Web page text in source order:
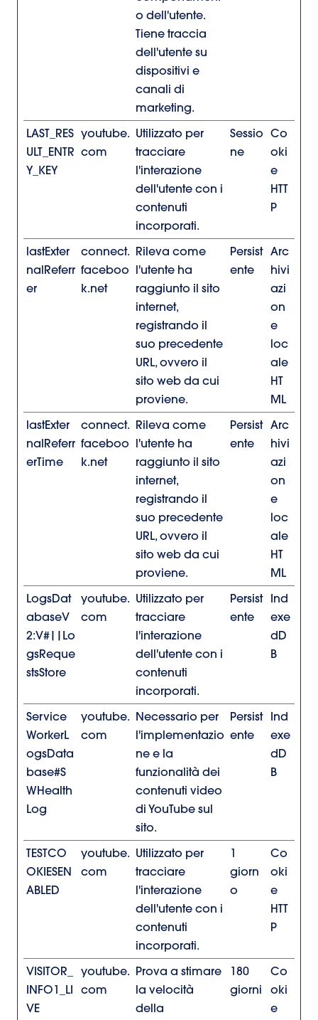
o dell'utente.
Tiene traccia
dell'utente su
dispositivi e
canali di
marketing.
LAST_RES
ULT_ENTR
Y_KEY
youtube.
com
Utilizzato per
tracciare
l'interazione
dell'utente con i
contenuti
incorporati.
Sessio
ne
Co
oki
e
HTT
P
lastExter
nalReferr
er
connect.
faceboo
k.net
Rileva come
l'utente ha
raggiunto il sito
internet,
registrando il
suo precedente
URL, ovvero il
sito web da cui
proviene.
Persist
ente
Arc
hivi
azi
on
e
loc
ale
HT
ML
lastExter
nalReferr
erTime
connect.
faceboo
k.net
Rileva come
l'utente ha
raggiunto il sito
internet,
registrando il
suo precedente
URL, ovvero il
sito web da cui
proviene.
Persist
ente
Arc
hivi
azi
on
e
loc
ale
HT
ML
LogsDat
abaseV
2:V#||Lo
gsReque
stsStore
youtube.
com
Utilizzato per
tracciare
l'interazione
dell'utente con i
contenuti
incorporati.
Persist
ente
Ind
exe
dD
B
Service
WorkerL
ogsData
base#S
WHealth
Log
youtube.
com
Necessario per
l'implementazio
ne e la
funzionalità dei
contenuti video
di YouTube sul
sito.
Persist
ente
Ind
exe
dD
B
TESTCO
OKIESEN
ABLED
youtube.
com
Utilizzato per
tracciare
l'interazione
dell'utente con i
contenuti
incorporati.
1
giorn
o
Co
oki
e
HTT
P
VISITOR_
INFO1_LI
VE
youtube.
com
Prova a stimare
la velocità
della
180
giorni
Co
oki
e